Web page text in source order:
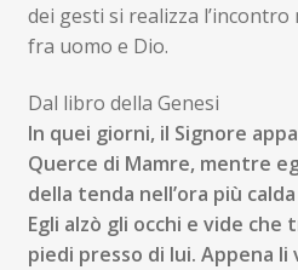
dei gesti si realizza
fra uomo e Dio.
Dal libro della
In quei giorni, il Signore
Querce di Mamre, mentre
della tenda nell’ora più
Egli alzò gli occhi e vide che
piedi presso di lui. Appena li